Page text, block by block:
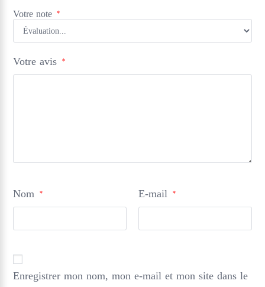
Votre note *
Votre avis *
Nom * E-mail *
Enregistrer mon nom, mon e-mail et mon site dans le